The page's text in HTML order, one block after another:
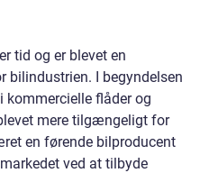
tid og er blevet en
bilindustrien. I begyndelsen
flåder og
mere tilgængeligt for
en førende bilproducent
ved at tilbyde